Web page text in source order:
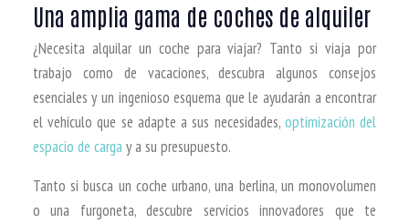
Una amplia gama de coches de alquiler
¿Necesita alquilar un coche para viajar? Tanto si viaja por
trabajo como de vacaciones, descubra algunos consejos
esenciales y un ingenioso esquema que le ayudarán a encontrar
el vehículo que se adapte a sus necesidades, optimización del
espacio de cargay a su presupuesto.
Tanto si busca un coche urbano, una berlina, un monovolumen
o una furgoneta, descubre servicios innovadores que te